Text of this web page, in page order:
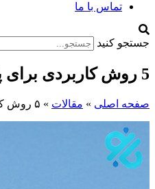
تماس با ما
جستجو کنید
5 روش کاربردی برای پاك كردن چسب از روي فرش + مهم‌ترین نکات
صفحه اصلی » مقالات » ۵ روش کاربردی برای پاک کردن چسب از روی فرش + مهم‌ترین نکات